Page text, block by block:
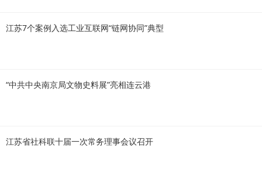
江苏7个案例入选工业互联网“链网协同”典型
“中共中央南京局文物史料展”亮相连云港
江苏省社科联十届一次常务理事会议召开